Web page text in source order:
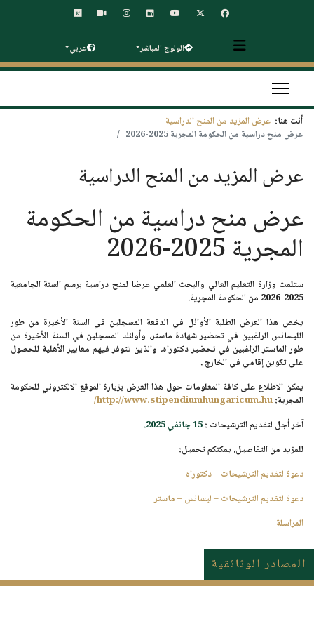
الولوج المباشر عربي
أنت هنا: عرض المزيد من المنح الدراسية
عرض منح دراسية من الحكومة المجرية 2025-2026
عرض المزيد من المنح الدراسية
عرض منح دراسية من الحكومة
المجرية 2025-2026
ستلمت وزارة التعليم العالي والبحث العلمي عرضا لمنح دراسية برسم السنة الجامعية
2025-2026
من الحكومة المجرية.
يخص هذا العرض الطلبة الأوائل في الدفعة المسجلين في السنة الأخيرة من طور
الليسانس الراغبين في تحضير شهادة ماستر، وأولئك المسجلين في السنة الأخيرة من
طور الماستر الراغبين في تحضير دكتوراه، والذين تتوفر فيهم معايير الأهلية للحصول
على تكوين إقامي في الخارج.
يمكن الاطلاع على كافة المعلومات حول هذا العرض بزيارة الموقع الالكتروني للحكومة
المجرية:
http://www.stipendiumhungaricum.hu/
آخر أجل لتقديم الترشيحات :15 جانفي 2025.
للمزيد من التفاصيل، يمكنكم تحميل:
دعوة لتقديم الترشيحات – دكتوراه
دعوة لتقديم الترشيحات – ليسانس – ماستر
المراسلة
المصادر الوثائقية